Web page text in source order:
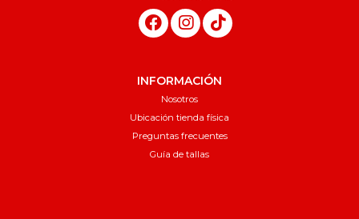
INFORMACIÓN
Nosotros
Ubicación tienda física
Preguntas frecuentes
Guía de tallas